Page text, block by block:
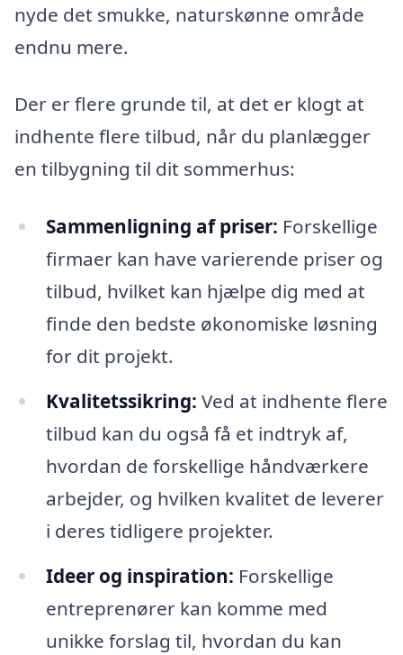
nyde det smukke, naturskønne område
endnu mere.
Der er flere grunde til, at det er klogt at
indhente flere tilbud, når du planlægger
en tilbygning til dit sommerhus:
Sammenligning af priser: Forskellige
firmaer kan have varierende priser og
tilbud, hvilket kan hjælpe dig med at
finde den bedste økonomiske løsning
for dit projekt.
Kvalitetssikring: Ved at indhente flere
tilbud kan du også få et indtryk af,
hvordan de forskellige håndværkere
arbejder, og hvilken kvalitet de leverer
i deres tidligere projekter.
Ideer og inspiration: Forskellige
entreprenører kan komme med
unikke forslag til, hvordan du kan